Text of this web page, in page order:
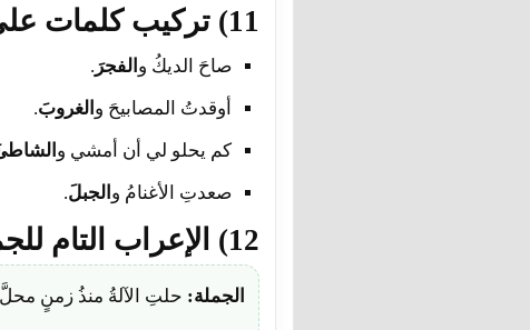
11) تركيب كلمات على أنها مفعول معه
صاحَ الديكُ و الفجرَ .
أوقدتُ المصابيحَ و الغروبَ.
كم يحلو لي أن أمشي و
صعدتِ الأغنامُ و الجبلَ.
12) الإعراب التام للجملة
الجملة: حلتِ الآلةُ منذُ زمنٍ محلَّ